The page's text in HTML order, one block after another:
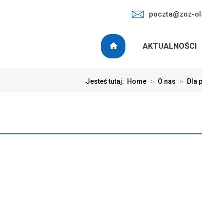
poczta@zoz-
AKTUALNOŚCI
Jesteś tutaj: Home > O nas > Dla